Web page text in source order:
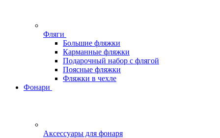
Фляги
Большие фляжки
Карманные фляжки
Подарочный набор с флягой
Поясные фляжки
Фляжки в чехле
Фонари
Аксессуары для фонаря